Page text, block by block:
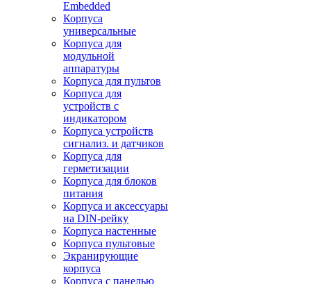
Embedded
Корпуса
универсальные
Корпуса для
модульной
аппаратуры
Корпуса для пультов
Корпуса для
устройств с
индикатором
Корпуса устройств
сигнализ. и датчиков
Корпуса для
герметизации
Корпуса для блоков
питания
Корпуса и аксессуары
на DIN-рейку
Корпуса настенные
Корпуса пультовые
Экранирующие
корпуса
Корпуса с панелью